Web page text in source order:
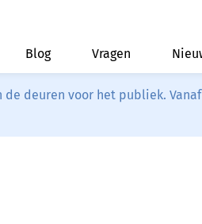
Blog Vragen
deuren voor het publiek.